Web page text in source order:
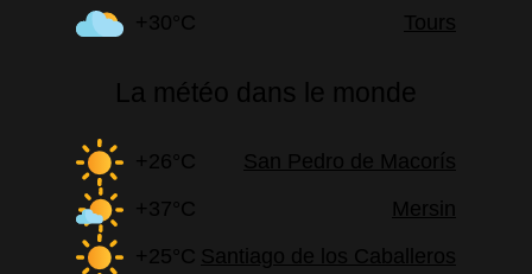
+30°C
Tours
La météo dans le monde
+26°C
San Pedro de Macorís
+37°C
Mersin
+25°C Santiago de los Caballeros